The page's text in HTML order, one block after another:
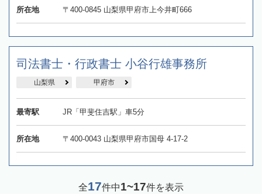
所在地 〒400-0845 山梨県甲府市上今井町666
司法書士・行政書士 小谷行雄事務所
山梨県 甲府市
最寄駅 JR「甲斐住吉駅」車5分
所在地 〒400-0043 山梨県甲府市国母 4-17-2
全17件中1~17件を表示